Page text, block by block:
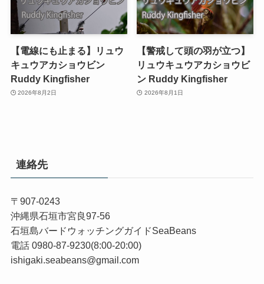
【電線にも止まる】リュウ
キュウアカショウビン
Ruddy Kingfisher
2026年8月2日
【警戒して頭の羽が立つ】
リュウキュウアカショウビ
ン Ruddy Kingfisher
2026年8月1日
連絡先
〒907-0243
沖縄県石垣市宮良97-56
石垣島バードウォッチングガイドSeaBeans
電話 0980-87-9230(8:00-20:00)
ishigaki.seabeans@gmail.com